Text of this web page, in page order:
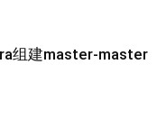
组建master-master